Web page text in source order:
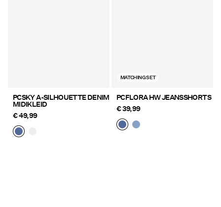
PCSKY A-SILHOUETTE DENIM
MIDIKLEID
€ 49,99
MATCHING SET
PCFLORA HW JEANSSHORTS
€ 39,99